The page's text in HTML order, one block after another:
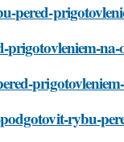
pered-
na-
rybu-